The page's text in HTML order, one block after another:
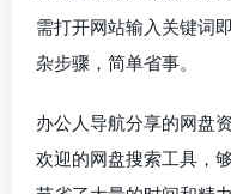
需打开网站输入关键词
杂步骤，简单省事。
办公人导航分享的网盘
欢迎的网盘搜索工具，